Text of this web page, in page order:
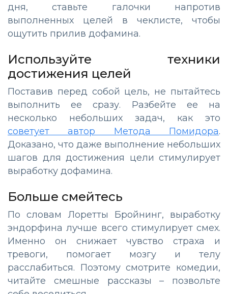
дня, ставьте галочки напротив
выполненных целей в чеклисте, чтобы
ощутить прилив дофамина.
Используйте техники
достижения целей
Поставив перед собой цель, не пытайтесь
выполнить ее сразу. Разбейте ее на
несколько небольших задач, как это
советует автор Метода Помидора.
Доказано, что даже выполнение небольших
шагов для достижения цели стимулирует
выработку дофамина.
Больше смейтесь
По словам Лоретты Бройнинг, выработку
эндорфина лучше всего стимулирует смех.
Именно он снижает чувство страха и
тревоги, помогает мозгу и телу
расслабиться. Поэтому смотрите комедии,
читайте смешные рассказы – позвольте